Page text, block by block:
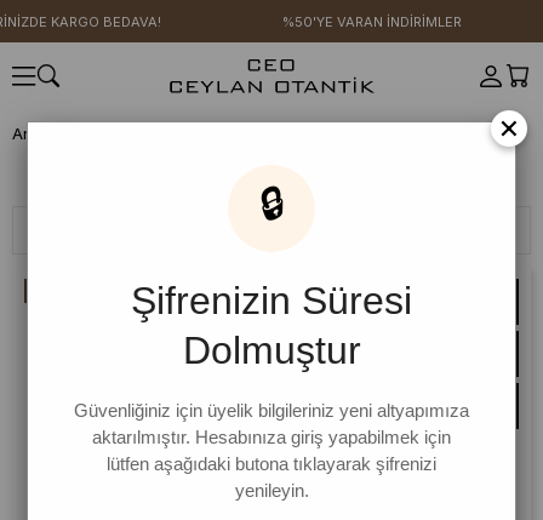
BEDAVA! %50'YE VARAN İNDİRİMLER
Anasayfa
Toka
×
🔒
Şifrenizin Süresi
Dolmuştur
Güvenliğiniz için üyelik bilgileriniz yeni altyapımıza
aktarılmıştır. Hesabınıza giriş yapabilmek için
lütfen aşağıdaki butona tıklayarak şifrenizi
yenileyin.